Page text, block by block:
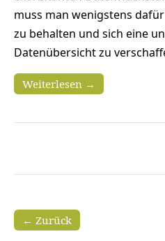
muss man wenigstens
zu behalten und sich eine
Datenübersicht zu
Weiterlesen →
← Zurück